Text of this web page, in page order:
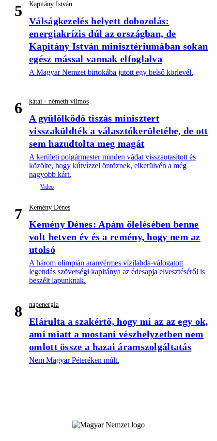
5 Kapitány István
Válságkezelés helyett dobozolás:
energiakrízis dúl az országban, de
Kapitány István minisztériumában sokan
egész mással vannak elfoglalva
A Magyar Nemzet birtokába jutott egy belső körlevél.
6 kátai - németh vilmos
A gyűlölködő tiszás minisztert
visszaküldték a választókerületébe, de ott
sem hazudtolta meg magát
A kerületi polgármester minden vádat visszautasított és
közölte, hogy kútvízzel öntöznek, elkerülvén a még
nagyobb kárt.
7 Kemény Dénes
Kemény Dénes: Apám ölelésében benne
volt hetven év és a remény, hogy nem az
utolsó
A három olimpián aranyérmes vízilabda-válogatott
legendás szövetségi kapitánya az édesapja elvesztéséről is
beszélt lapunknak.
8 napenergia
Elárulta a szakértő, hogy mi az az egy ok,
ami miatt a mostani vészhelyzetben nem
omlott össze a hazai áramszolgáltatás
Nem Magyar Péteréken múlt.